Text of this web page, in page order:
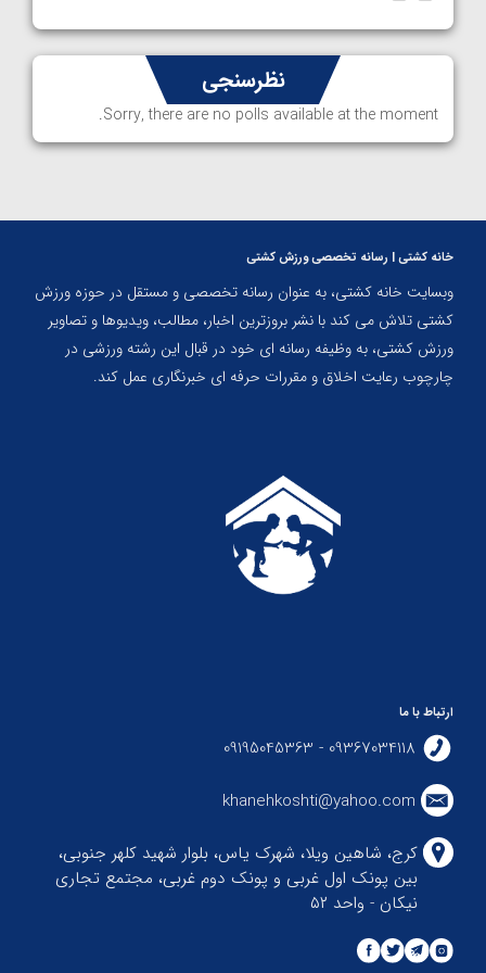
نظرسنجی
Sorry, there are no polls available at the moment.
خانه کشتی | رسانه تخصصی ورزش کشتی
وبسایت خانه کشتی، به عنوان رسانه تخصصی و مستقل در حوزه ورزش
کشتی تلاش می کند با نشر بروزترین اخبار، مطالب، ویدیوها و تصاویر
ورزش کشتی، به وظیفه رسانه ای خود در قبال این رشته ورزشی در
چارچوب رعایت اخلاق و مقررات حرفه ای خبرنگاری عمل کند.
ارتباط با ما
09367034118 - 09195045363
khanehkoshti@yahoo.com
کرج، شاهین ویلا، شهرک یاس، بلوار شهید کلهر جنوبی،
بین پونک اول غربی و پونک دوم غربی، مجتمع تجاری
نیکان - واحد ۵۲